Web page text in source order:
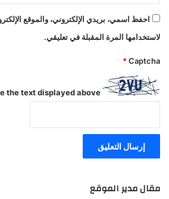
احفظ اسمي، بريدي الإلكتروني، والموقع
لاستخدامها المرة المقبلة في تعليقي.
Captcha
*
the text displayed above:
مقال مدير الموقع